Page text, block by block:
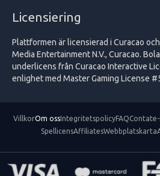
Licensiering
Plattformen är licensierad i Curacao
Media Entertainment N.V., Curacao.
underlicens från Curacao Interactive
enlighet med Master Gaming License
VillkorOm oss IntegritetspolicyFAQ
SpellicensAffiliatesWebbplatskarta